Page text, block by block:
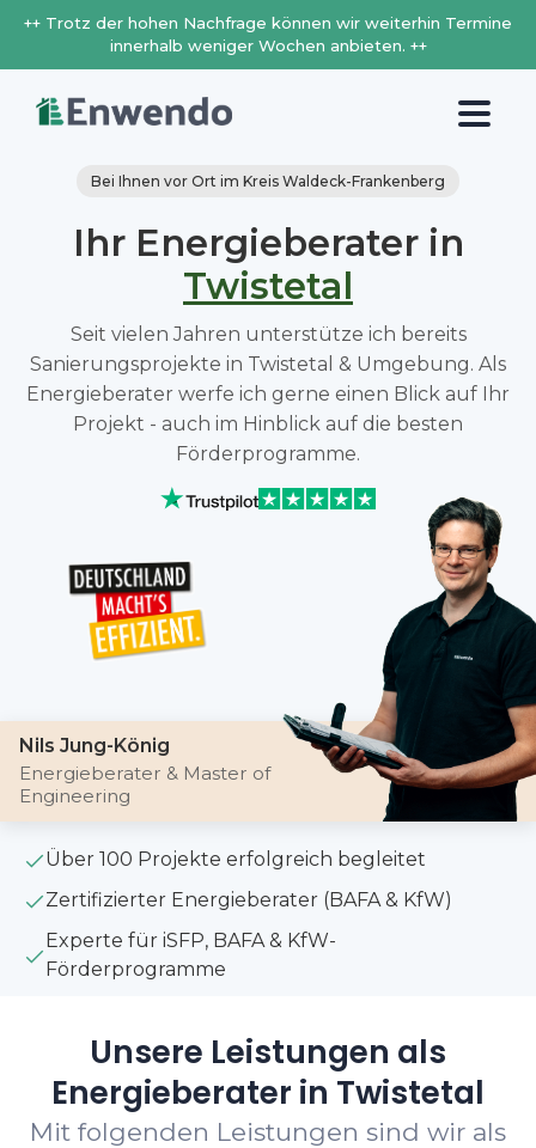
++ Trotz der hohen Nachfrage können wir weiterhin Termine
innerhalb weniger Wochen anbieten. ++
Bei Ihnen vor Ort im Kreis Waldeck-Frankenberg
Ihr Energieberater in
Twistetal
Seit vielen Jahren unterstütze ich bereits
Sanierungsprojekte in Twistetal & Umgebung. Als
Energieberater werfe ich gerne einen Blick auf Ihr
Projekt - auch im Hinblick auf die besten
Förderprogramme.
Nils Jung-König
Energieberater & Master of
Engineering
Über 100 Projekte erfolgreich begleitet
Zertifizierter Energieberater (BAFA & KfW)
Experte für iSFP, BAFA & KfW-
Förderprogramme
Unsere Leistungen als
Energieberater in Twistetal
Mit folgenden Leistungen sind wir als